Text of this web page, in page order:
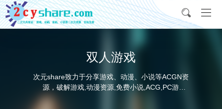
双人游戏
次元share致力于分享游戏、动漫、小说等ACGN资
源，破解游戏,动漫资源,免费小说,ACG,PC游
戏,switch游戏,金手指，动画电影,动画片,全本小说,